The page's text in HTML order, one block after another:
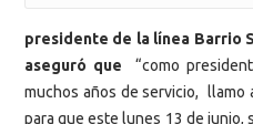
presidente de la línea Barrio
aseguró que “como
muchos años de servicio, llamo
para que este lunes 13 de junio,